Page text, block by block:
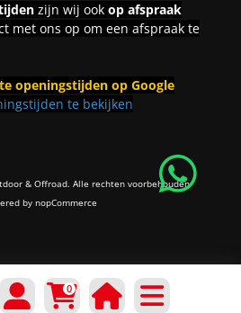
0
zijn wij ook op afspraak
met ons op om een afspraak te
openingstijden op Google
te bekijken
& Offroad. Alle rechten voorbehouden
by nopCommerce